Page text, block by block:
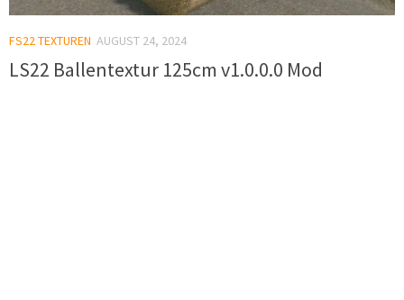
FS22 TEXTUREN AUGUST 24, 2024
LS22 Ballentextur 125cm v1.0.0.0 Mod